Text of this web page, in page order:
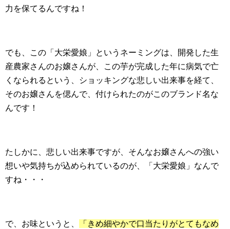
力を保てるんですね！
でも、この「大栄愛娘」というネーミングは、開発した生
産農家さんのお嬢さんが、この芋が完成した年に病気で亡
くなられるという、ショッキングな悲しい出来事を経て、
そのお嬢さんを偲んで、付けられたのがこのブランド名な
んです！
たしかに、悲しい出来事ですが、そんなお嬢さんへの強い
想いや気持ちが込められているのが、「大栄愛娘」なんで
すね・・・
で、お味というと、
「きめ細やかで口当たりがとてもなめ